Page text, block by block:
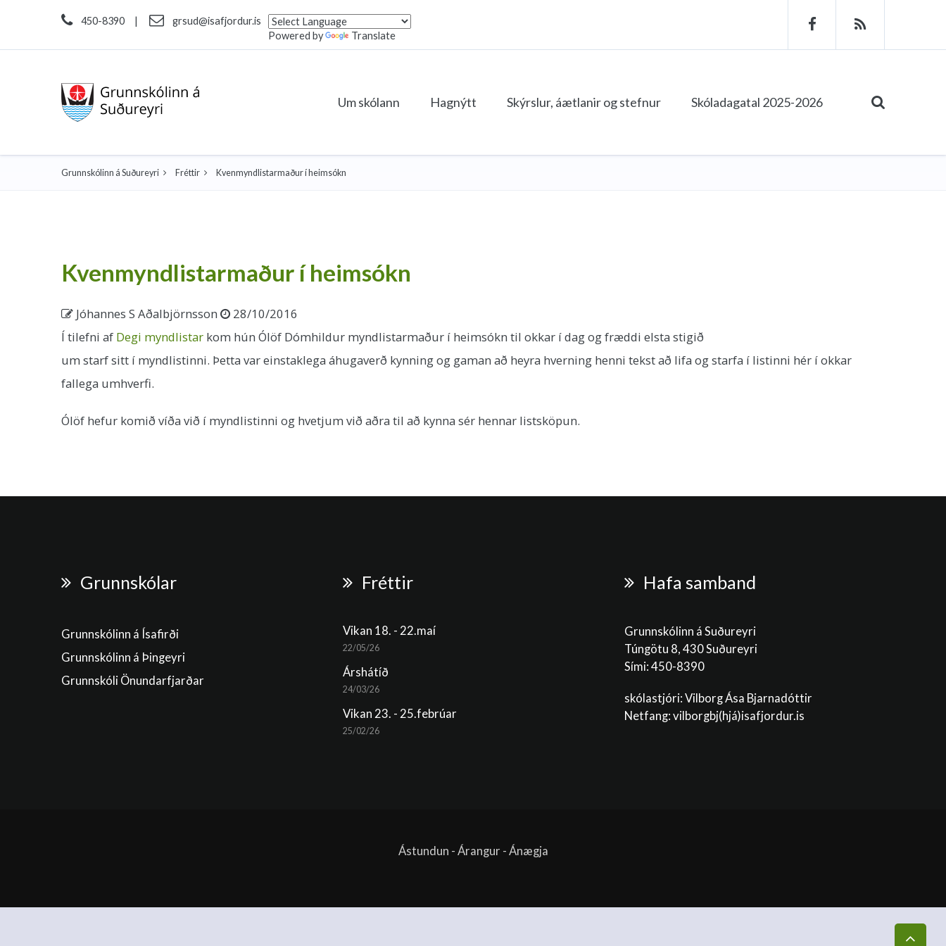
450-8390 |
grsud@isafjordur.is
Powered by
Translate
Um skólann Hagnýtt Skýrslur, áætlanir og stefnur Skóladagatal 2025-2026
Grunnskólinn á Suðureyri Fréttir Kvenmyndlistarmaður í heimsókn
Kvenmyndlistarmaður í heimsókn
Jóhannes S Aðalbjörnsson
28/10/2016
Í tilefni af Degi myndlistar kom hún Ólöf Dómhildur myndlistarmaður í heimsókn til okkar í dag og fræddi elsta stigið
um starf sitt í myndlistinni. Þetta var einstaklega áhugaverð kynning og gaman að heyra hverning henni tekst að lifa og starfa í listinni hér í okkar
fallega umhverfi.
Ólöf hefur komið víða við í myndlistinni og hvetjum við aðra til að kynna sér hennar listsköpun.
Grunnskólar
Grunnskólinn á Ísafirði
Grunnskólinn á Þingeyri
Grunnskóli Önundarfjarðar
Fréttir
Vikan 18. - 22.maí
22/05/26
Árshátíð
24/03/26
Vikan 23. - 25.febrúar
25/02/26
Hafa samband
Grunnskólinn á Suðureyri
Túngötu 8, 430 Suðureyri
Sími: 450-8390
skólastjóri: Vilborg Ása Bjarnadóttir
Netfang: vilborgbj(hjá)isafjordur.is
Ástundun - Árangur - Ánægja